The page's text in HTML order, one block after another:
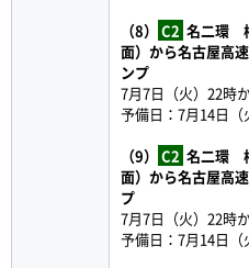
（8） C2 名二環
面）から名古屋高
ンプ
7月7日（火）22時
予備日：7月14日
（9） C2 名二環
面）から名古屋高
プ
7月7日（火）22時
予備日：7月14日